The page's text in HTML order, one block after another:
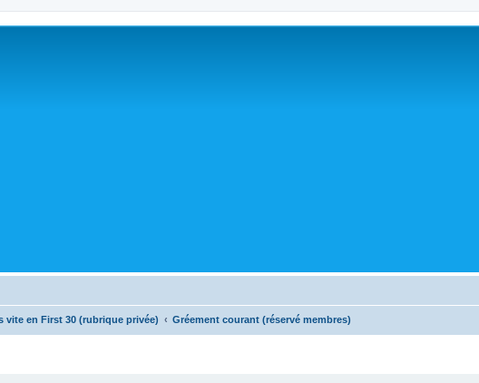
vite en First 30 (rubrique privée) Gréement courant (réservé membres)